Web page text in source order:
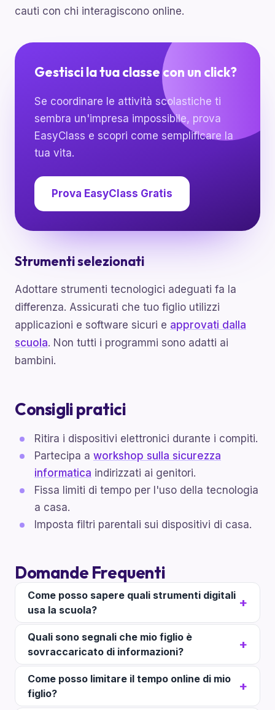
cauti con chi interagiscono online.
Gestisci la tua classe con un click?
Se coordinare le attività scolastiche ti
sembra un'impresa impossibile, prova
EasyClass e scopri come semplificare la
tua vita.
Prova EasyClass Gratis
Strumenti selezionati
Adottare strumenti tecnologici adeguati fa la
differenza. Assicurati che tuo figlio utilizzi
applicazioni e software sicuri e approvati dalla
scuola. Non tutti i programmi sono adatti ai
bambini.
Consigli pratici
Ritira i dispositivi elettronici durante i compiti.
Partecipa a workshop sulla sicurezza
informatica indirizzati ai genitori.
Fissa limiti di tempo per l'uso della tecnologia
a casa.
Imposta filtri parentali sui dispositivi di casa.
Domande Frequenti
Come posso sapere quali strumenti digitali
usa la scuola?
Quali sono segnali che mio figlio è
sovraccaricato di informazioni?
Come posso limitare il tempo online di mio
figlio?